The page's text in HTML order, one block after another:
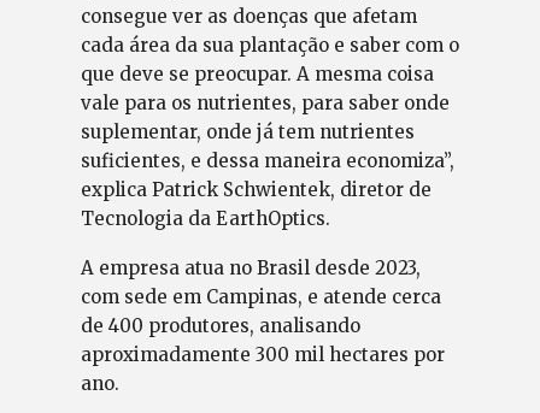
consegue ver as doenças que afetam
cada área da sua plantação e saber com o
que deve se preocupar. A mesma coisa
vale para os nutrientes, para saber onde
suplementar, onde já tem nutrientes
suficientes, e dessa maneira economiza”,
explica Patrick Schwientek, diretor de
Tecnologia da EarthOptics.
A empresa atua no Brasil desde 2023,
com sede em Campinas, e atende cerca
de 400 produtores, analisando
aproximadamente 300 mil hectares por
ano.